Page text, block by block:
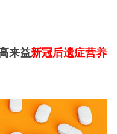
来益新冠后遗症营养